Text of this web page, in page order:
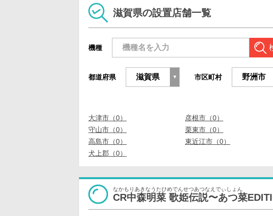
滋賀県の設置店舗一覧
機種
都道府県 市区町村
大津市（0） 彦根市（0）
守山市（0）
栗東市（0）
高島市（0）
東近江市（0）
犬上郡（0）
なかもりあきなうたひめでんせつあつなえでぃしょん
CR中森明菜 歌姫伝説〜あつ菜